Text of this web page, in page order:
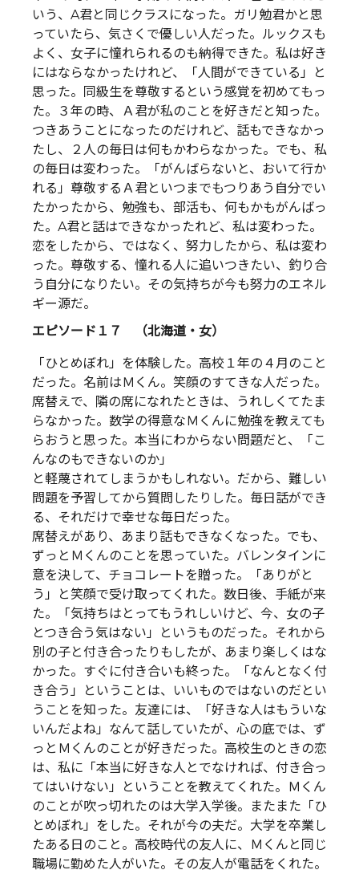
いう、A君と同じクラスになった。ガリ勉君かと思
っていたら、気さくで優しい人だった。ルックスも
よく、女子に憧れられるのも納得できた。私は好き
にはならなかったけれど、「人間ができている」と
思った。同級生を尊敬するという感覚を初めてもっ
た。３年の時、Ａ君が私のことを好きだと知った。
つきあうことになったのだけれど、話もできなかっ
たし、２人の毎日は何もかわらなかった。でも、私
の毎日は変わった。「がんばらないと、おいて行か
れる」尊敬するＡ君といつまでもつりあう自分でい
たかったから、勉強も、部活も、何もかもがんばっ
た。A君と話はできなかったれど、私は変わった。
恋をしたから、ではなく、努力したから、私は変わ
った。尊敬する、憧れる人に追いつきたい、釣り合
う自分になりたい。その気持ちが今も努力のエネル
ギー源だ。
エピソード１７ （北海道・女）
「ひとめぼれ」を体験した。高校１年の４月のこと
だった。名前はＭくん。笑顔のすてきな人だった。
席替えで、隣の席になれたときは、うれしくてたま
らなかった。数学の得意なＭくんに勉強を教えても
らおうと思った。本当にわからない問題だと、「こ
んなのもできないのか」
と軽蔑されてしまうかもしれない。だから、難しい
問題を予習してから質問したりした。毎日話ができ
る、それだけで幸せな毎日だった。
席替えがあり、あまり話もできなくなった。でも、
ずっとＭくんのことを思っていた。バレンタインに
意を決して、チョコレートを贈った。「ありがと
う」と笑顔で受け取ってくれた。数日後、手紙が来
た。「気持ちはとってもうれしいけど、今、女の子
とつき合う気はない」というものだった。それから
別の子と付き合ったりもしたが、あまり楽しくはな
かった。すぐに付き合いも終った。「なんとなく付
き合う」ということは、いいものではないのだとい
うことを知った。友達には、「好きな人はもういな
いんだよね」なんて話していたが、心の底では、ず
っとＭくんのことが好きだった。高校生のときの恋
は、私に「本当に好きな人とでなければ、付き合っ
てはいけない」ということを教えてくれた。Ｍくん
のことが吹っ切れたのは大学入学後。またまた「ひ
とめぼれ」をした。それが今の夫だ。大学を卒業し
たある日のこと。高校時代の友人に、Ｍくんと同じ
職場に勤めた人がいた。その友人が電話をくれた。